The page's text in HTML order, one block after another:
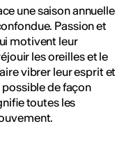
une saison annuelle
Passion et
motivent leur
les oreilles et le
vibrer leur esprit et
de façon
toutes les